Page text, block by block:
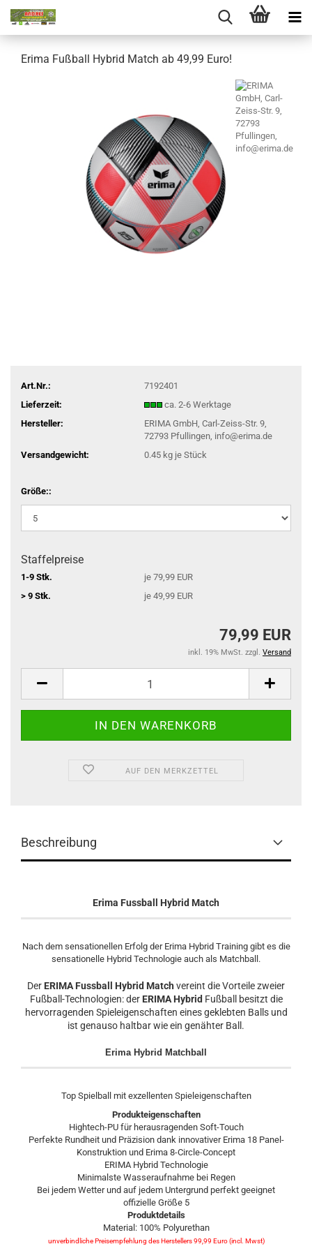
Erima Fußball Hybrid Match ab 49,99 Euro!
Art.Nr.:
7192401
Lieferzeit:
ca. 2-6 Werktage
Hersteller:
ERIMA GmbH, Carl-Zeiss-Str. 9,
72793 Pfullingen, info@erima.de
Versandgewicht:
0.45kg je Stück
Größe::
Staffelpreise
1-9 Stk.
je 79,99 EUR
> 9 Stk.
je 49,99 EUR
79,99 EUR
inkl. 19% MwSt. zzgl. Versand
AUF DEN MERKZETTEL
Beschreibung
Erima Fussball Hybrid Match
Nach dem sensationellen Erfolg der Erima Hybrid Training gibt es die
sensationelle Hybrid Technologie auch als Matchball.
Der ERIMA Fussball Hybrid Match vereint die Vorteile zweier
Fußball-Technologien: der ERIMA Hybrid Fußball besitzt die
hervorragenden Spieleigenschaften eines geklebten Balls und
ist genauso haltbar wie ein genähter Ball.
Erima Hybrid Matchball
Top Spielball mit exzellenten Spieleigenschaften
Produkteigenschaften
Hightech-PU für herausragenden Soft-Touch
Perfekte Rundheit und Präzision dank innovativer Erima 18 Panel-
Konstruktion und Erima 8-Circle-Concept
ERIMA Hybrid Technologie
Minimalste Wasseraufnahme bei Regen
Bei jedem Wetter und auf jedem Untergrund perfekt geeignet
offizielle Größe 5
Produktdetails
Material: 100% Polyurethan
unverbindliche Preisempfehlung des Herstellers 99,99 Euro (incl. Mwst)